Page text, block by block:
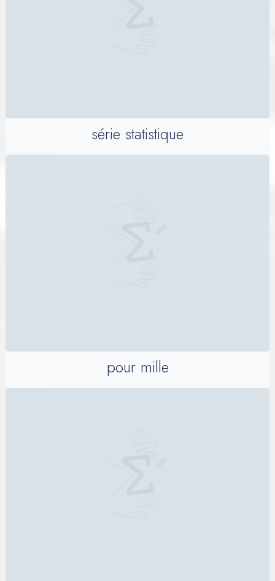
série statistique
pour mille